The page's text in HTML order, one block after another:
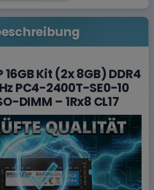
16GB Kit (2x 8GB) DDR4
PC4-2400T-SE0-10
DIMM – 1Rx8 CL17